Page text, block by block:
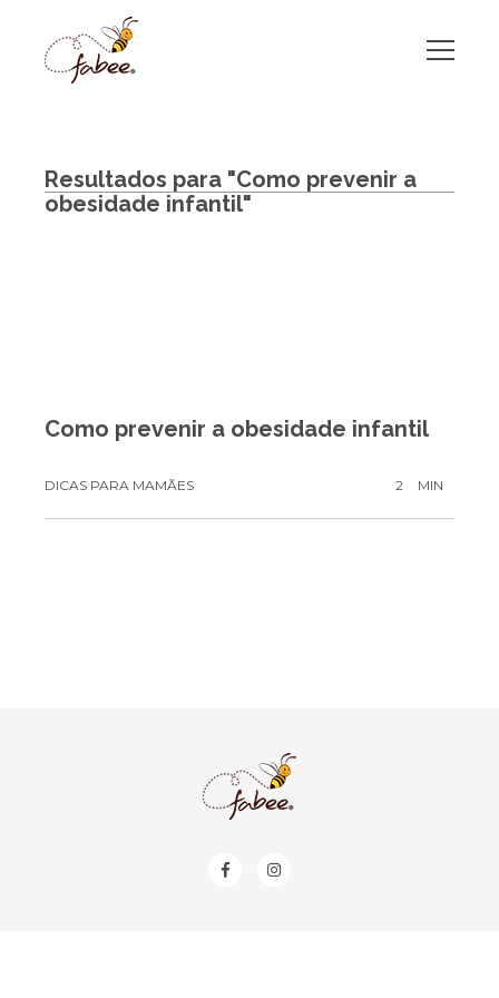
Resultados para "Como prevenir a
obesidade infantil"
Como prevenir a obesidade infantil
DICAS PARA MAMÃES 2 MIN